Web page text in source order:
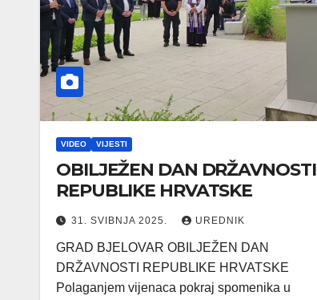
VIDEO VIJESTI
OBILJEŽEN DAN DRŽAVNOSTI
REPUBLIKE HRVATSKE
31. SVIBNJA 2025. UREDNIK
GRAD BJELOVAR OBILJEŽEN DAN
DRŽAVNOSTI REPUBLIKE HRVATSKE
Polaganjem vijenaca pokraj spomenika u